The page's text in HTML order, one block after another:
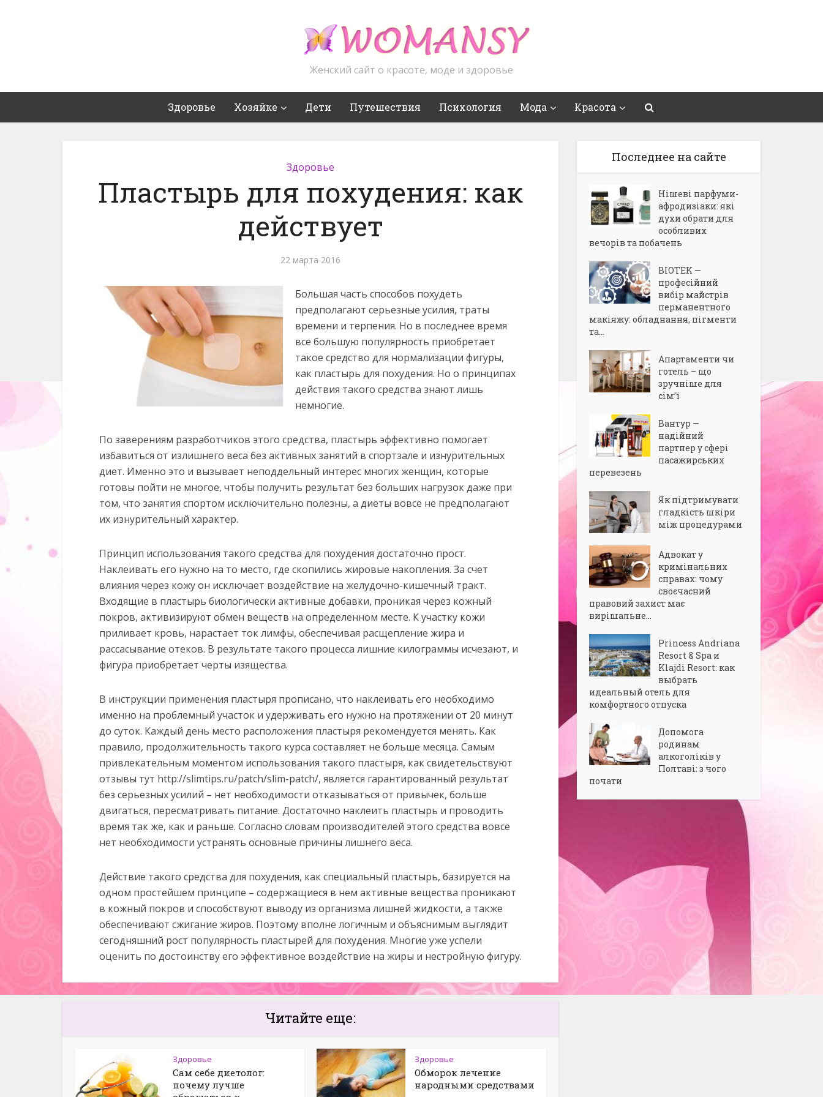
Женский сайт о красоте, моде и здоровье
Здоровье Хозяйке Дети Путешествия Психология Мода Красота
Здоровье
Пластырь для похудения: как
действует
22 марта 2016
Большая часть способов похудеть
предполагают серьезные усилия, траты
времени и терпения. Но в последнее время
все большую популярность приобретает
такое средство для нормализации фигуры,
как пластырь для похудения. Но о принципах
действия такого средства знают лишь
немногие.
По заверениям разработчиков этого средства, пластырь эффективно помогает
избавиться от излишнего веса без активных занятий в спортзале и изнурительных
диет. Именно это и вызывает неподдельный интерес многих женщин, которые
готовы пойти не многое, чтобы получить результат без больших нагрузок даже при
том, что занятия спортом исключительно полезны, а диеты вовсе не предполагают
их изнурительный характер.
Принцип использования такого средства для похудения достаточно прост.
Наклеивать его нужно на то место, где скопились жировые накопления. За счет
влияния через кожу он исключает воздействие на желудочно-кишечный тракт.
Входящие в пластырь биологически активные добавки, проникая через кожный
покров, активизируют обмен веществ на определенном месте. К участку кожи
приливает кровь, нарастает ток лимфы, обеспечивая расщепление жира и
рассасывание отеков. В результате такого процесса лишние килограммы исчезают, и
фигура приобретает черты изящества.
В инструкции применения пластыря прописано, что наклеивать его необходимо
именно на проблемный участок и удерживать его нужно на протяжении от 20 минут
до суток. Каждый день место расположения пластыря рекомендуется менять. Как
правило, продолжительность такого курса составляет не больше месяца. Самым
привлекательным моментом использования такого пластыря, как свидетельствуют
отзывы тут http://slimtips.ru/patch/slim-patch/, является гарантированный результат
без серьезных усилий – нет необходимости отказываться от привычек, больше
двигаться, пересматривать питание. Достаточно наклеить пластырь и проводить
время так же, как и раньше. Согласно словам производителей этого средства вовсе
нет необходимости устранять основные причины лишнего веса.
Действие такого средства для похудения, как специальный пластырь, базируется на
одном простейшем принципе – содержащиеся в нем активные вещества проникают
в кожный покров и способствуют выводу из организма лишней жидкости, а также
обеспечивают сжигание жиров. Поэтому вполне логичным и объяснимым выглядит
сегодняшний рост популярность пластырей для похудения. Многие уже успели
оценить по достоинству его эффективное воздействие на жиры и нестройную фигуру.
Читайте еще:
Здоровье
Сам себе диетолог:
почему лучше
Здоровье
Обморок лечение
народными средствами
Последнее на сайте
Нішеві парфуми-
афродизіаки: які
духи обрати для
особливих
вечорів та побачень
BIOTEK —
професійний
вибір майстрів
перманентного
макіяжу: обладнання, пігменти
та...
Апартаменти чи
готель – що
зручніше для
сім’ї
Вантур —
надійний
партнер у сфері
пасажирських
перевезень
Як підтримувати
гладкість шкіри
між процедурами
Адвокат у
кримінальних
справах: чому
своєчасний
правовий захист має
вирішальне...
Princess Andriana
Resort & Spa и
Klajdi Resort: как
выбрать
идеальный отель для
комфортного отпуска
Допомога
родинам
алкоголіків у
Полтаві: з чого
почати